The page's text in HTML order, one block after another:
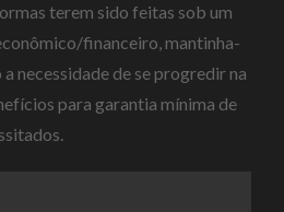
terem sido feitas sob um
financeiro, mantinha-
necessidade de se progredir na
para garantia mínima de